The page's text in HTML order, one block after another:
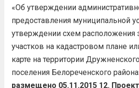
«Об утверждении
предоставления муниципальной
утверждении схем расположения
участков на кадастровом плане
карте на территории
поселения Белореченского
размещено 05.11.2015 12.